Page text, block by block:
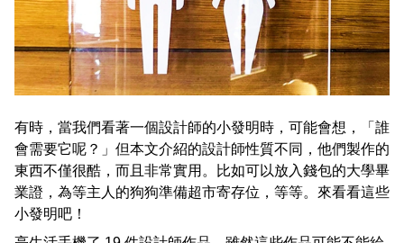
有時，當我們看著一個設計師的小發明時，可能會想，「誰
會需要它呢？」但本文介紹的設計師性質不同，他們製作的
東西不僅很酷，而且非常實用。比如可以放入錢包的大學畢
業證，為等主人的狗狗準備超市寄存位，等等。來看看這些
小發明吧！